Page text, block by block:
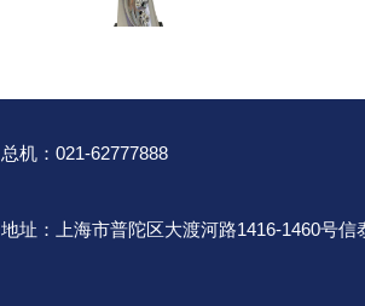
总机：021-62777888
地址：上海市普陀区大渡河路1416-1460号信